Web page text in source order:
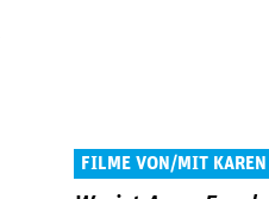
FILME VON/MIT